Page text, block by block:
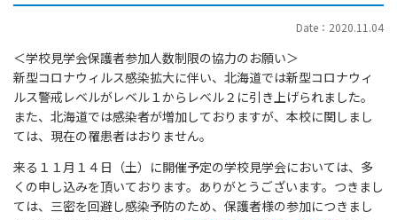
Date：2020.11.04
＜学校見学会保護者参加人数制限の協力のお願い＞
新型コロナウィルス感染拡大に伴い、北海道では新型コロナウィ
ルス警戒レベルがレベル１からレベル２に引き上げられました。
また、北海道では感染者が増加しておりますが、本校に関しまし
ては、現在の罹患者はおりません。
来る１１月１４日（土）に開催予定の学校見学会においては、多
くの申し込みを頂いております。ありがとうございます。つきまし
ては、三密を回避し感染予防のため、保護者様の参加につきまし